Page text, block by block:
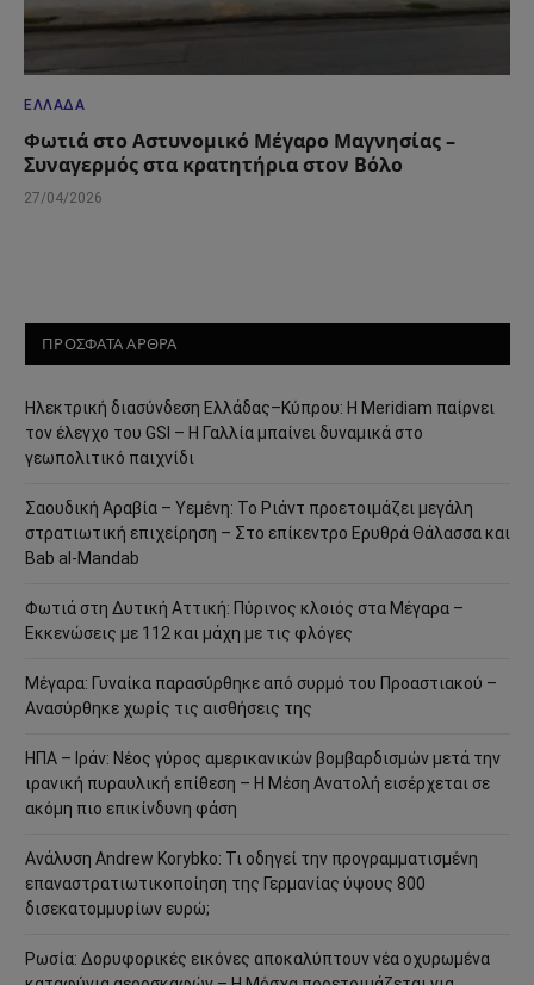
ΕΛΛΆΔΑ
Φωτιά στο Αστυνομικό Μέγαρο Μαγνησίας –
Συναγερμός στα κρατητήρια στον Βόλο
27/04/2026
ΠΡΟΣΦΑΤΑ ΑΡΘΡΑ
Ηλεκτρική διασύνδεση Ελλάδας–Κύπρου: Η Meridiam παίρνει
τον έλεγχο του GSI – Η Γαλλία μπαίνει δυναμικά στο
γεωπολιτικό παιχνίδι
Σαουδική Αραβία – Υεμένη: Το Ριάντ προετοιμάζει μεγάλη
στρατιωτική επιχείρηση – Στο επίκεντρο Ερυθρά Θάλασσα και
Bab al-Mandab
Φωτιά στη Δυτική Αττική: Πύρινος κλοιός στα Μέγαρα –
Εκκενώσεις με 112 και μάχη με τις φλόγες
Μέγαρα: Γυναίκα παρασύρθηκε από συρμό του Προαστιακού –
Ανασύρθηκε χωρίς τις αισθήσεις της
ΗΠΑ – Ιράν: Νέος γύρος αμερικανικών βομβαρδισμών μετά την
ιρανική πυραυλική επίθεση – Η Μέση Ανατολή εισέρχεται σε
ακόμη πιο επικίνδυνη φάση
Ανάλυση Andrew Korybko: Τι οδηγεί την προγραμματισμένη
επαναστρατιωτικοποίηση της Γερμανίας ύψους 800
δισεκατομμυρίων ευρώ;
Ρωσία: Δορυφορικές εικόνες αποκαλύπτουν νέα οχυρωμένα